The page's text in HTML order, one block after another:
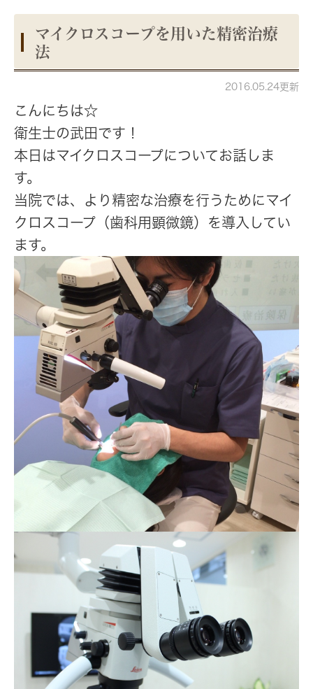
マイクロスコープを用いた精密治療
法
2016.05.24更新
こんにちは☆
衛生士の武田です！
本日はマイクロスコープについてお話しま
す。
当院では、 より精密な治療を行うためにマイ
クロスコープ（歯科用顕微鏡）を導入 してい
ます。